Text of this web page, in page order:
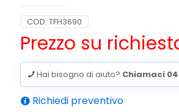
COD: TFH3690
Prezzo su
Hai bisogno di aiuto? Chiamaci
Richiedi preventivo